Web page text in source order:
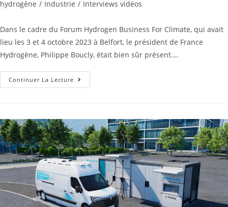
hydrogène / Industrie / Interviews vidéos
Dans le cadre du Forum Hydrogen Business For Climate, qui avait
lieu les 3 et 4 octobre 2023 à Belfort, le président de France
Hydrogène, Philippe Boucly, était bien sûr présent.…
Continuer La Lecture